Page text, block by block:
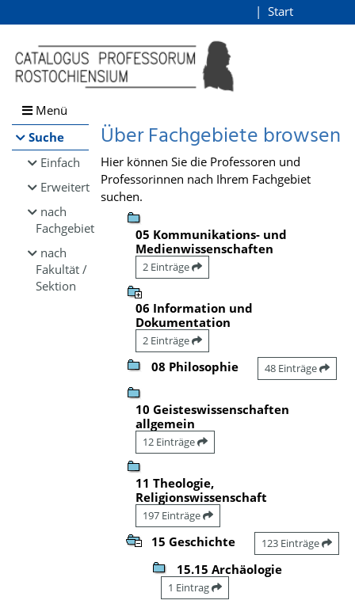
Browsen
direkt zum Inhalt
Start
Menü
Suche
Einfach
Erweitert
nach
Fachgebiet
nach
Fakultät /
Sektion
Über Fachgebiete browsen
Hier können Sie die Professoren und
Professorinnen nach Ihrem Fachgebiet
suchen.
05 Kommunikations- und
Medienwissenschaften
2 Einträge
06 Information und
Dokumentation
2 Einträge
08 Philosophie 48 Einträge
10 Geisteswissenschaften
allgemein
12 Einträge
11 Theologie,
Religionswissenschaft
197 Einträge
15 Geschichte 123 Einträge
15.15 Archäologie
1 Eintrag